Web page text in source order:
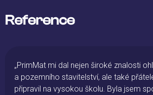
Reference
„PrimMat mi dal nejen široké znalosti
a pozemního stavitelství, ale také
připravil na vysokou školu. Byla jsem